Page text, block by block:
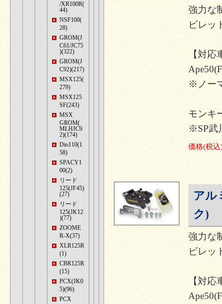
/XR100R(
44)
NSF100(
28)
GROM(J
C61/JC75
)(322)
GROM(J
C92)(217)
MSX125(
279)
MSX125
SF(243)
MSX
GROM(
MLHJC9
2)(174)
Dio110(1
58)
SPACY1
00(2)
リード
125(JF45)
(27)
リード
125(JK12
)(77)
ZOOME
R-X(37)
XLR125R
(1)
CBR125R
(15)
PCX(JK0
5)(96)
PCX
強力な
ビレッ
【対応
※ノー
モンキ
※SP武
価格(税込
アル
ク)
強力な
ビレッ
【対応